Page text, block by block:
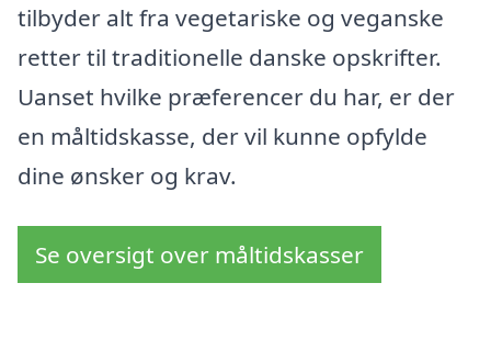
tilbyder alt fra vegetariske og veganske
retter til traditionelle danske opskrifter.
Uanset hvilke præferencer du har, er der
en måltidskasse, der vil kunne opfylde
dine ønsker og krav.
Se oversigt over måltidskasser